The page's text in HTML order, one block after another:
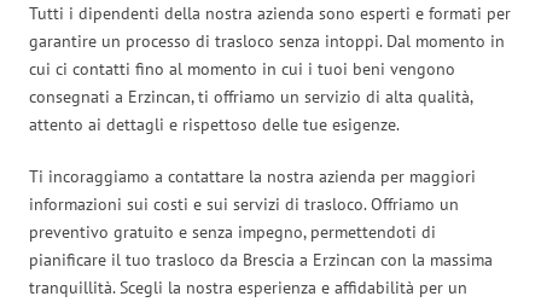
Tutti i dipendenti della nostra azienda sono esperti e formati per
garantire un processo di trasloco senza intoppi. Dal momento in
cui ci contatti fino al momento in cui i tuoi beni vengono
consegnati a Erzincan, ti offriamo un servizio di alta qualità,
attento ai dettagli e rispettoso delle tue esigenze.
Ti incoraggiamo a contattare la nostra azienda per maggiori
informazioni sui costi e sui servizi di trasloco. Offriamo un
preventivo gratuito e senza impegno, permettendoti di
pianificare il tuo trasloco da Brescia a Erzincan con la massima
tranquillità. Scegli la nostra esperienza e affidabilità per un